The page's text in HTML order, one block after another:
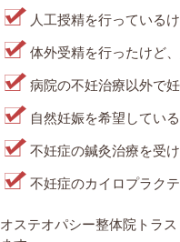
人工授精を行っている
体外受精を行ったけど
病院の不妊治療以外で
自然妊娠を希望している
不妊症の鍼灸治療を受
不妊症のカイロプラク
オステオパシー整体院トラ